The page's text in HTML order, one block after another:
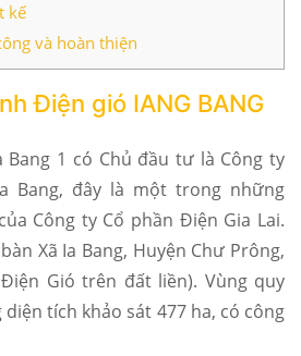
kế
và hoàn thiện
Điện gió IANG BANG
Bang 1 có Chủ đầu tư là Công ty
Bang, đây là một trong những
Công ty Cổ phần Điện Gia Lai.
Xã Ia Bang, Huyện Chư Prông,
Gió trên đất liền). Vùng quy
tích khảo sát 477 ha, có công